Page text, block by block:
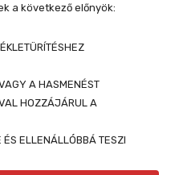
a következő előnyök:
A HASMENÉST
HOZZÁJÁRUL A
ÉS ELLENÁLLÓBBÁ TESZI